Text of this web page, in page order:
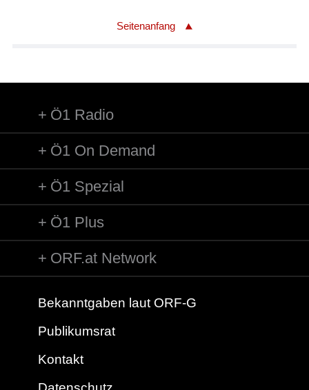
Seitenanfang
Ö1 Radio
Ö1 On Demand
Ö1 Spezial
Ö1 Plus
ORF.at Network
Bekanntgaben laut ORF-G
Publikumsrat
Kontakt